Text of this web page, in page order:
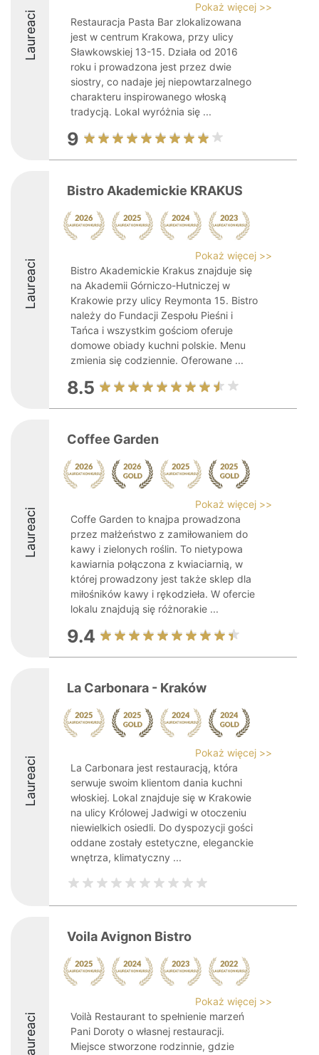
Laureaci
Pokaż więcej >>
Restauracja Pasta Bar zlokalizowana
jest w centrum Krakowa, przy ulicy
Sławkowskiej 13-15. Działa od 2016
roku i prowadzona jest przez dwie
siostry, co nadaje jej niepowtarzalnego
charakteru inspirowanego włoską
tradycją. Lokal wyróżnia się ...
9
Laureaci
Bistro Akademickie KRAKUS
Pokaż więcej >>
Bistro Akademickie Krakus znajduje się
na Akademii Górniczo-Hutniczej w
Krakowie przy ulicy Reymonta 15. Bistro
należy do Fundacji Zespołu Pieśni i
Tańca i wszystkim gościom oferuje
domowe obiady kuchni polskie. Menu
zmienia się codziennie. Oferowane ...
8.5
Laureaci
Coffee Garden
Pokaż więcej >>
Coffe Garden to knajpa prowadzona
przez małżeństwo z zamiłowaniem do
kawy i zielonych roślin. To nietypowa
kawiarnia połączona z kwiaciarnią, w
której prowadzony jest także sklep dla
miłośników kawy i rękodzieła. W ofercie
lokalu znajdują się różnorakie ...
9.4
Laureaci
La Carbonara - Kraków
Pokaż więcej >>
La Carbonara jest restauracją, która
serwuje swoim klientom dania kuchni
włoskiej. Lokal znajduje się w Krakowie
na ulicy Królowej Jadwigi w otoczeniu
niewielkich osiedli. Do dyspozycji gości
oddane zostały estetyczne, eleganckie
wnętrza, klimatyczny ...
Laureaci
Voila Avignon Bistro
Pokaż więcej >>
Voilà Restaurant to spełnienie marzeń
Pani Doroty o własnej restauracji.
Miejsce stworzone rodzinnie, gdzie